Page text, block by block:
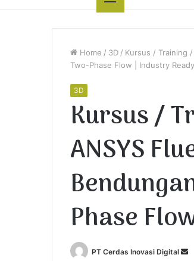
Home / 3D / Kursus / Training /
Two-Phase Flow | Industry Ready
3D
Kursus /
ANSYS
Phase
PT Cerdas Inovasi Digital